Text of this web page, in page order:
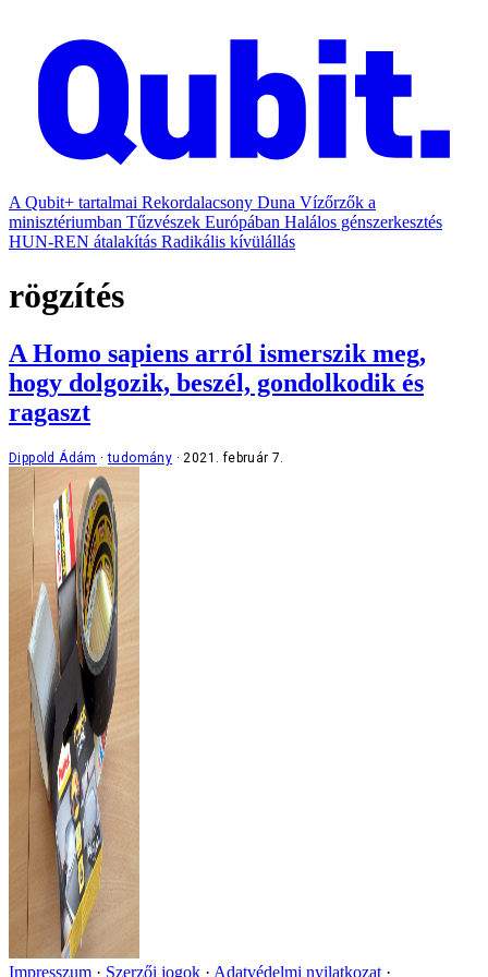
A Qubit+ tartalmai Rekordalacsony Duna Vízőrzők a
minisztériumban Tűzvészek Európában Halálos génszerkesztés
HUN-REN átalakítás Radikális kívülállás
rögzítés
A Homo sapiens arról ismerszik meg,
hogy dolgozik, beszél, gondolkodik és
ragaszt
Dippold Ádám tudomány 2021. február 7.
Impresszum Szerzői jogok Adatvédelmi nyilatkozat